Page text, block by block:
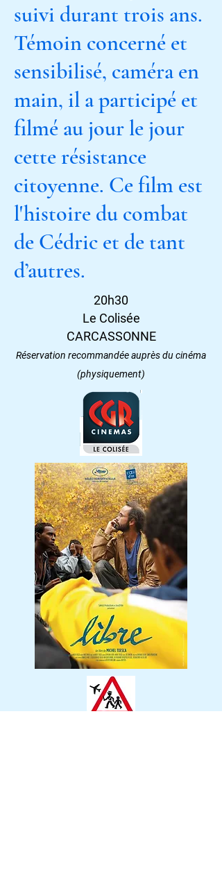
suivi durant trois ans.
Témoin concerné et
sensibilisé, caméra en
main, il a participé et
filmé au jour le jour
cette résistance
citoyenne. Ce film est
l'histoire du combat
de Cédric et de tant
d’autres.
20h30
Le Colisée
CARCASSONNE
Réservation recommandée auprès du cinéma
(physiquement)